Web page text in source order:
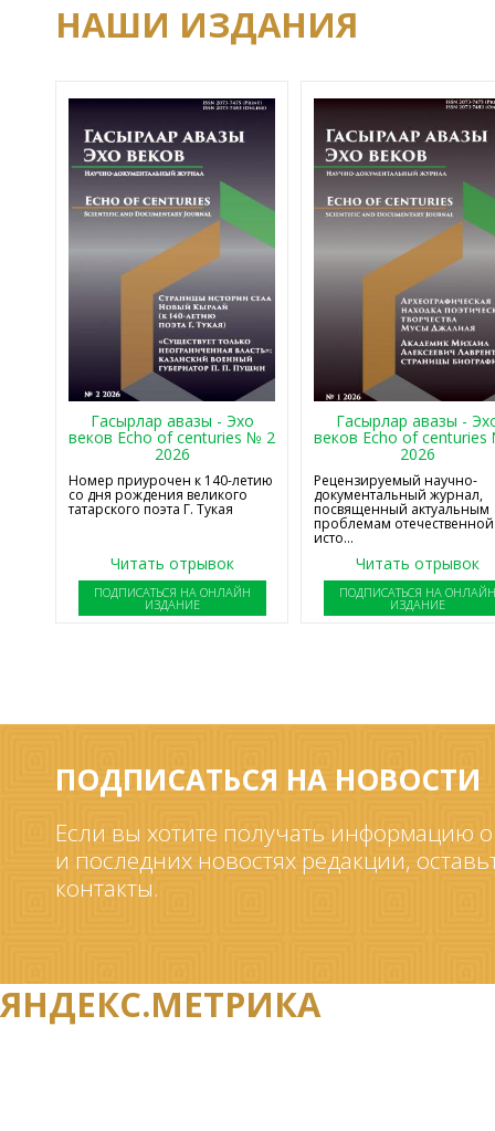
НАШИ ИЗДАНИЯ
Гасырлар авазы - Эхо
веков Echo of centuries № 2
2026
Номер приурочен к 140-летию
со дня рождения великого
татарского поэта Г. Тукая
Читать отрывок
ПОДПИСАТЬСЯ НА ОНЛАЙН
ИЗДАНИЕ
Гасырлар авазы -
веков Echo of
2026
Рецензируемый научно-
документальный журнал,
посвященный актуальным
проблемам отечественной
исто...
Читать отрывок
ПОДПИСАТЬСЯ НА
ИЗДАНИЕ
ПОДПИСАТЬСЯ НА НОВОСТИ
Если вы хотите получать информацию
и последних новостях редакции,
контакты.
ЯНДЕКС.МЕТРИКА